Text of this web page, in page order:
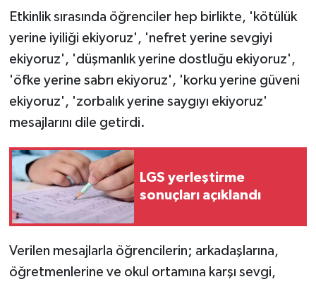
Etkinlik sırasında öğrenciler hep birlikte, 'kötülük
yerine iyiliği ekiyoruz', 'nefret yerine sevgiyi
ekiyoruz', 'düşmanlık yerine dostluğu ekiyoruz',
'öfke yerine sabrı ekiyoruz', 'korku yerine güveni
ekiyoruz', 'zorbalık yerine saygıyı ekiyoruz'
mesajlarını dile getirdi.
LGS yerleştirme
sonuçları açıklandı
Verilen mesajlarla öğrencilerin; arkadaşlarına,
öğretmenlerine ve okul ortamına karşı sevgi,